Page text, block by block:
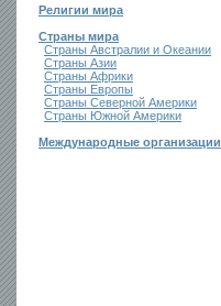
Религии мира
Страны мира
Страны Австралии и Океании
Страны Азии
Страны Африки
Страны Европы
Страны Северной Америки
Страны Южной Америки
Международные организации